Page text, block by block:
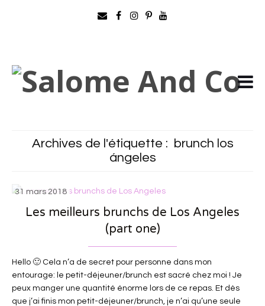
Archives de l'étiquette : brunch los
ángeles
31 mars 2018
Les meilleurs brunchs de Los Angeles
(part one)
Hello 🙂 Cela n’a de secret pour personne dans mon
entourage: le petit-déjeuner/brunch est sacré chez moi ! Je
peux manger une quantité énorme lors de ce repas. Et dès
que j’ai finis mon petit-déjeuner/brunch, je n’ai qu’une seule